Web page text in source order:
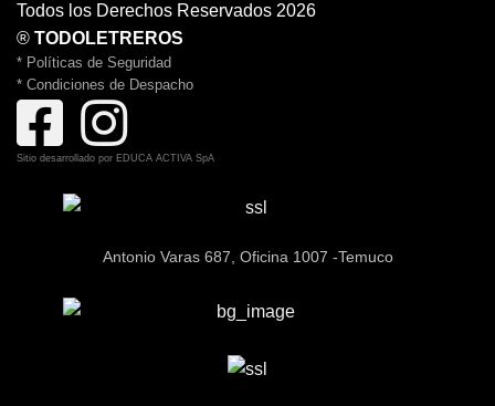
Todos los Derechos Reservados 2026
® TODOLETREROS
* Políticas de Seguridad
* Condiciones de Despacho
Sitio desarrollado por EDUCA ACTIVA SpA
Antonio Varas 687, Oficina 1007 -Temuco